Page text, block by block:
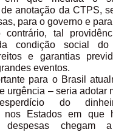
anotação da CTPS,
para o governo e
tal
condição social do
e garantias
eventos.
para o Brasil
urgência – seria adotar
do
nos Estados em que
chegam a